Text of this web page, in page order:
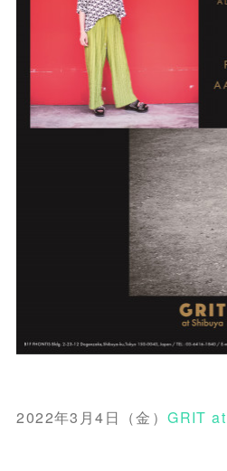
2022年3月4日（金）GRIT